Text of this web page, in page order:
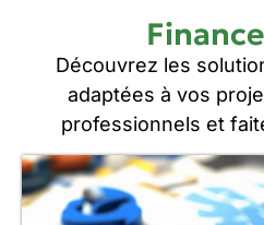
Découvrez les
adaptées à vos
professionnels et